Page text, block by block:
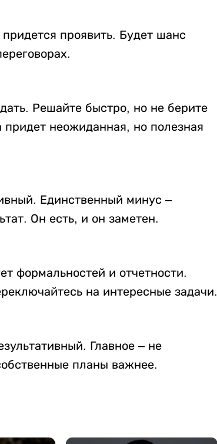
проявить. Будет шанс
Решайте быстро, но не берите
придет неожиданная, но полезная
Единственный минус –
Он есть, и он заметен.
формальностей и отчетности.
на интересные задачи.
Главное – не
планы важнее.